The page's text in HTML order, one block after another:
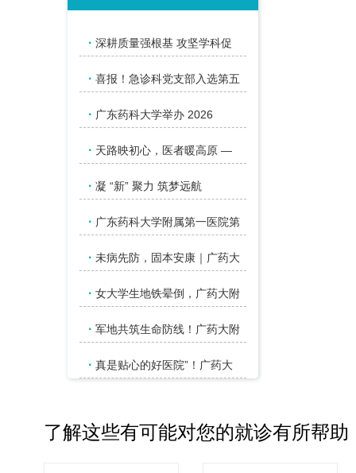
· 深耕质量强根基 攻坚学科促
· 喜报！急诊科党支部入选第五
· 广东药科大学举办 2026
· 天路映初心，医者暖高原 —
· 凝 “新” 聚力 筑梦远航
· 广东药科大学附属第一医院第
· 未病先防，固本安康｜广药大
· 女大学生地铁晕倒，广药大附
· 军地共筑生命防线！广药大附
· 真是贴心的好医院”！广药大
了解这些有可能对您的就诊有所帮助